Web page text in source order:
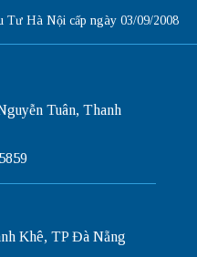
Tư Hà Nội cấp ngày 03/09/2008
Tuân, Thanh
Khê, TP Đà Nẵng